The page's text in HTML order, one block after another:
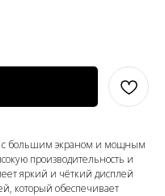
с большим экраном и мощным
производительность и
яркий и чёткий дисплей
который обеспечивает